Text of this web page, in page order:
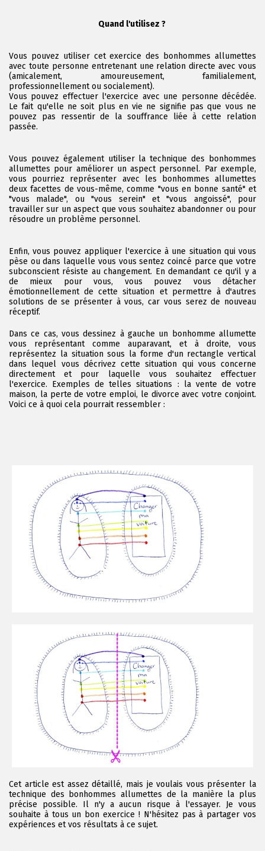
Quand l'utilisez ?
Vous pouvez utiliser cet exercice des bonhommes allumettes
avec toute personne entretenant une relation directe avec vous
(amicalement, amoureusement, familialement,
professionnellement ou socialement).
Vous pouvez effectuer l'exercice avec une personne décédée.
Le fait qu'elle ne soit plus en vie ne signifie pas que vous ne
pouvez pas ressentir de la souffrance liée à cette relation
passée.
Vous pouvez également utiliser la technique des bonhommes
allumettes pour améliorer un aspect personnel. Par exemple,
vous pourriez représenter avec les bonhommes allumettes
deux facettes de vous-même, comme "vous en bonne santé" et
"vous malade", ou "vous serein" et "vous angoissé", pour
travailler sur un aspect que vous souhaitez abandonner ou pour
résoudre un problème personnel.
Enfin, vous pouvez appliquer l'exercice à une situation qui vous
pèse ou dans laquelle vous vous sentez coincé parce que votre
subconscient résiste au changement. En demandant ce qu'il y a
de mieux pour vous, vous pouvez vous détacher
émotionnellement de cette situation et permettre à d'autres
solutions de se présenter à vous, car vous serez de nouveau
réceptif.
Dans ce cas, vous dessinez à gauche un bonhomme allumette
vous représentant comme auparavant, et à droite, vous
représentez la situation sous la forme d'un rectangle vertical
dans lequel vous décrivez cette situation qui vous concerne
directement et pour laquelle vous souhaitez effectuer
l'exercice. Exemples de telles situations : la vente de votre
maison, la perte de votre emploi, le divorce avec votre conjoint.
Voici ce à quoi cela pourrait ressembler :
Cet article est assez détaillé, mais je voulais vous présenter la
technique des bonhommes allumettes de la manière la plus
précise possible. Il n'y a aucun risque à l'essayer. Je vous
souhaite à tous un bon exercice ! N'hésitez pas à partager vos
expériences et vos résultats à ce sujet.